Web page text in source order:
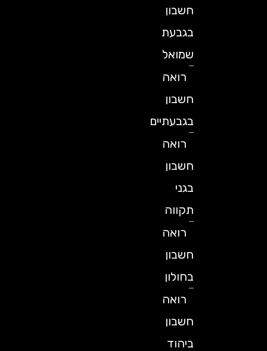
חשבון
בגבעת
שמואל
רואה
חשבון
בגבעתיים
רואה
חשבון
תקווה
רואה
חשבון
בחולון
רואה
חשבון
ביהוד